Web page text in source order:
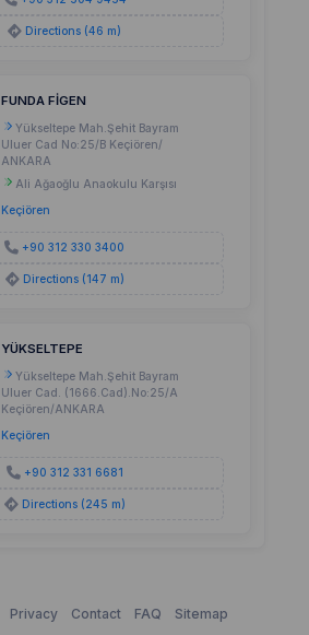
Directions (46 m)
FUNDA FİGEN
Yükseltepe Mah.Şehit Bayram
Uluer Cad No:25/B Keçiören/
ANKARA
Ali Ağaoğlu Anaokulu Karşısı
Keçiören
+90 312 330 3400
Directions (147 m)
YÜKSELTEPE
Yükseltepe Mah.Şehit Bayram
Uluer Cad. (1666.Cad).No:25/A
Keçiören/ANKARA
Keçiören
+90 312 331 6681
Directions (245 m)
Privacy Contact FAQ Sitemap